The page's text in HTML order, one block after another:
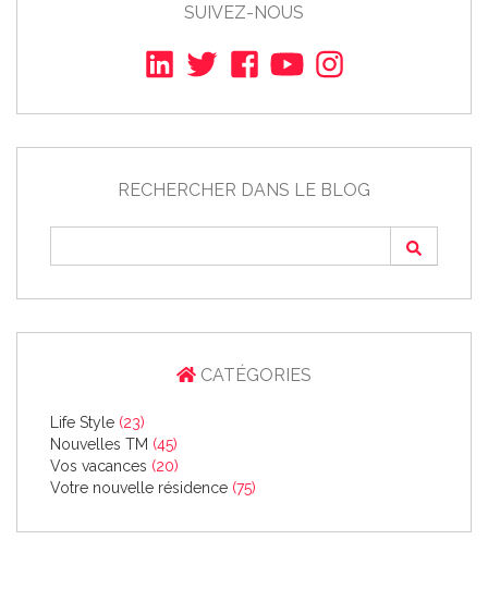
SUIVEZ-NOUS
RECHERCHER DANS LE BLOG
CATÉGORIES
Life Style (23)
Nouvelles TM (45)
Vos vacances (20)
Votre nouvelle résidence (75)